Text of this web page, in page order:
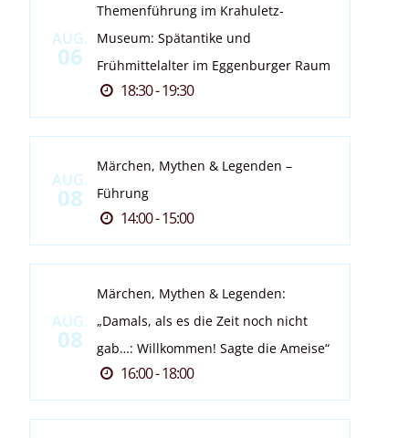
AUG.
06
Themenführung im Krahuletz-
Museum: Spätantike und
Frühmittelalter im Eggenburger Raum
18:30 - 19:30
AUG.
08
Märchen, Mythen & Legenden –
Führung
14:00 - 15:00
AUG.
08
Märchen, Mythen & Legenden:
„Damals, als es die Zeit noch nicht
gab…: Willkommen! Sagte die Ameise“
16:00 - 18:00